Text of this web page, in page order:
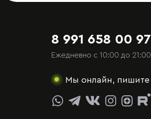
8 991 658 00 97
Ежедневно с 10:00 до 21:00
Мы онлайн, пишите